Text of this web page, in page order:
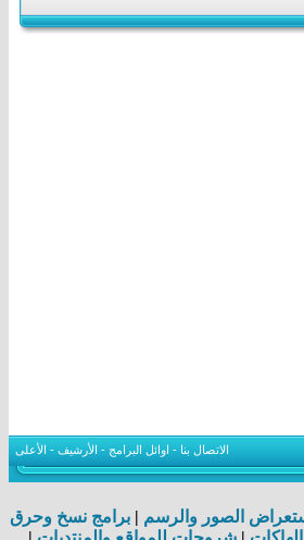
الاتصال بنا - اوائل البرامج - الأرشيف - الأعلى
الصور والرسم |برامج نسخ وحرق